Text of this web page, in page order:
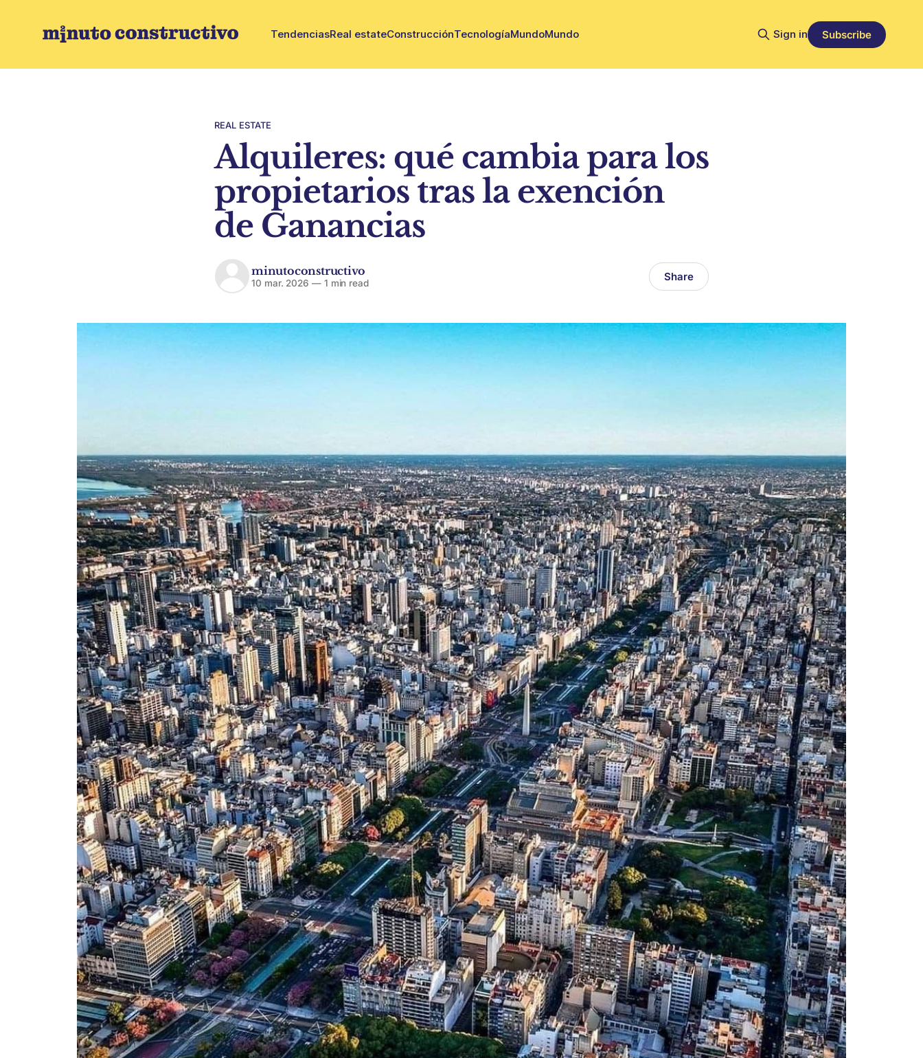
TendenciasReal estateConstrucciónTecnologíaMundoMundo Sign in Subscribe
REAL ESTATE
Alquileres: qué cambia para los
propietarios tras la exención
de Ganancias
minutoconstructivo
10 mar. 2026 —1 min read Share